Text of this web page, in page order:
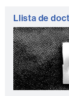
Llista de